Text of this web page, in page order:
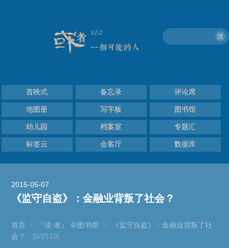
搜
首映式 备忘录 评论席
地图册 写字板 图书馆
幼儿园 档案室 专题汇
标签云 会客厅 数据库
2015-05-07
《监守自盗》：金融业背叛了社会？
首页 > 『读·者』 ＠图书馆 >
《监守自盗》：金融业背叛了社
会？
[0/2510]